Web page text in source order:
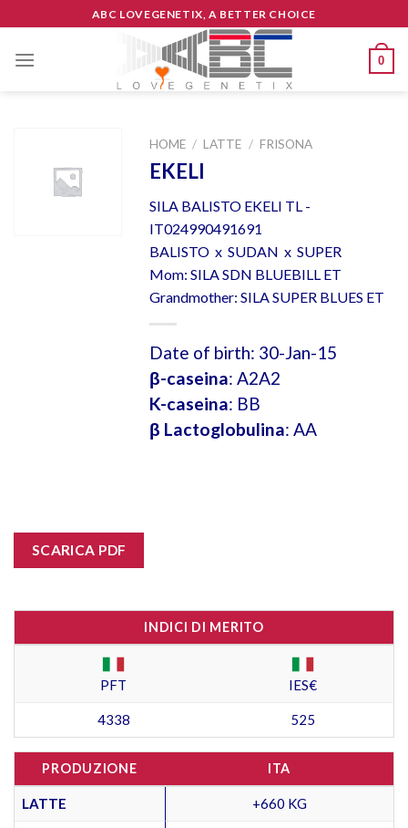
to
content
ABC LOVEGENETIX, A BETTER CHOICE
0
HOME / LATTE / FRISONA
EKELI
SILA BALISTO EKELI TL -
IT024990491691
BALISTO x SUDAN x SUPER
Mom: SILA SDN BLUEBILL ET
Grandmother: SILA SUPER BLUES ET
Date of birth: 30-Jan-15
β-caseina: A2A2
K-caseina: BB
β Lactoglobulina: AA
SCARICA PDF
INDICI DI MERITO
PFT IES€
4338 525
PRODUZIONE ITA
LATTE +660 KG